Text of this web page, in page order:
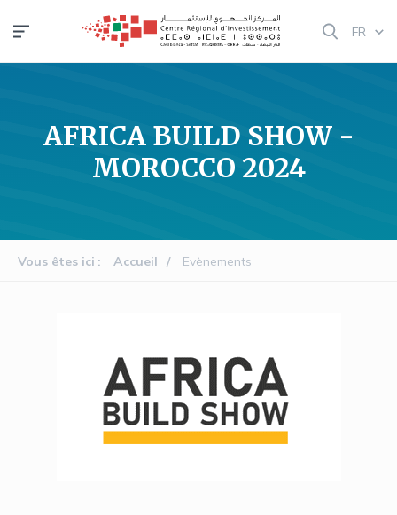
au
contenu
FR
AFRICA BUILD SHOW -
MOROCCO 2024
Vous êtes ici Accueil Evènements